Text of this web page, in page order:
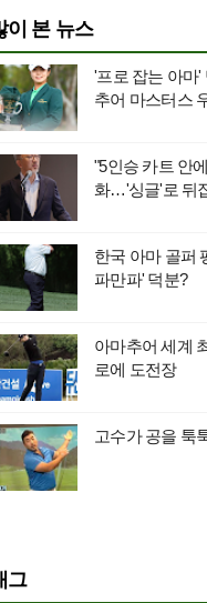
이 본 뉴스
'프로 잡는 아마'
추어 마스터스
"5인승 카트 안
화…'싱글'로 뒤
한국 아마 골퍼
파만파' 덕분?
아마추어 세계
로에 도전장
고수가 공을 툭
그